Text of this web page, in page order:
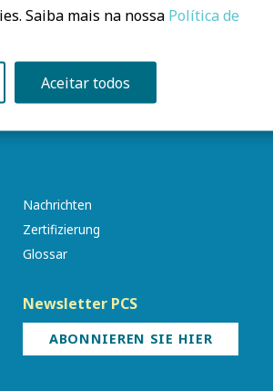
Nachrichten
Zertifizierung
Glossar
Newsletter PCS
ABONNIEREN SIE HIER
Saiba mais na nossa Política de
Aceitar todos